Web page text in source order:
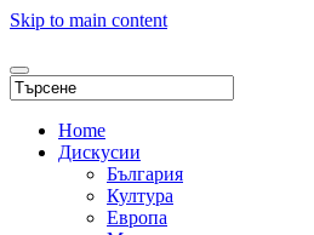
Skip to main content
Home
Дискусии
България
Култура
Европа